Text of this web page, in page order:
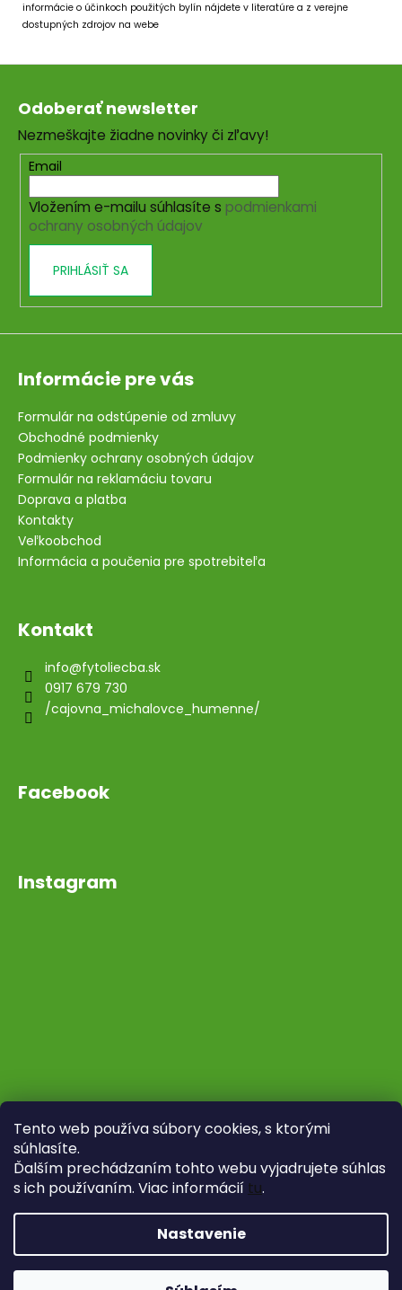
Tento web používa súbory cookies, s ktorými
súhlasíte.
Ďalším prechádzaním tohto webu vyjadrujete súhlas
s ich používaním. Viac informácií tu.
Nastavenie
informácie o účinkoch použitých bylín nájdete v literatúre a z verejne
dostupných zdrojov na webe
Z
Odoberať newsletter
Nezmeškajte žiadne novinky či zľavy!
Email
Vložením e-mailu súhlasíte s podmienkami
ochrany osobných údajov
PRIHLÁSIŤ SA
Informácie pre vás
Formulár na odstúpenie od zmluvy
Obchodné podmienky
Podmienky ochrany osobných údajov
Formulár na reklamáciu tovaru
Doprava a platba
Kontakty
Veľkoobchod
Informácia a poučenia pre spotrebiteľa
Kontakt
info@fytoliecba.sk
0917 679 730
/cajovna_michalovce_humenne/
Facebook
Instagram
Copyright 2026Fytoliečba. Všetky práva vyhradené.